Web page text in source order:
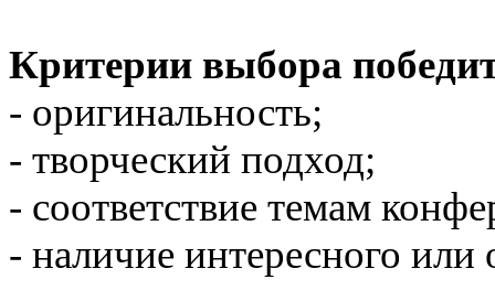
Критерии выбора
- оригинальность;
- творческий подход;
- соответствие темам
- наличие интересного